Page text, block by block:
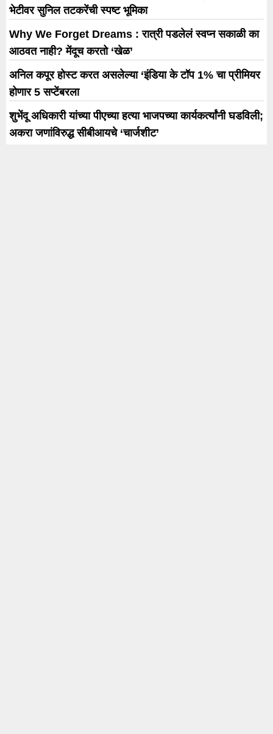
भेटीवर सुनिल तटकरेंची स्पष्ट भूमिका
Why We Forget Dreams : रात्री पडलेलं स्वप्न सकाळी का
आठवत नाही? मेंदूच करतो ‘खेळ’
अनिल कपूर होस्ट करत असलेल्या ‘इंडिया के टॉप 1% चा प्रीमियर
होणार 5 सप्टेंबरला
शुभेंदू अधिकारी यांच्या पीएच्या हत्या भाजपच्या कार्यकर्त्यांनी घडविली;
अकरा जणांविरुद्ध सीबीआयचे ‘चार्जशीट’